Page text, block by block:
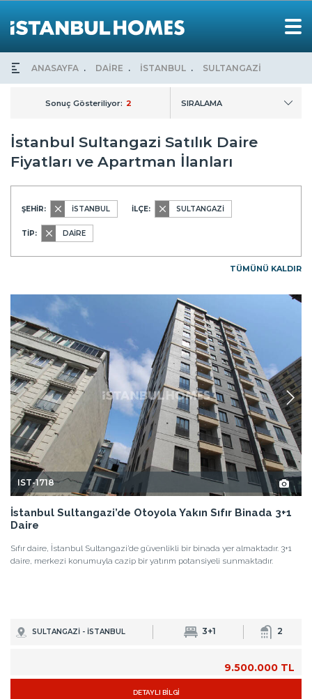
ANASAYFA DAİRE İSTANBUL SULTANGAZİ
Sonuç Gösteriliyor: 2 SIRALAMA
İstanbul Sultangazi Satılık Daire
Fiyatları ve Apartman İlanları
ŞEHİR: İSTANBUL İLÇE: SULTANGAZİ
TİP: DAİRE
TÜMÜNÜ KALDIR
IST-1718
İstanbul Sultangazi’de Otoyola Yakın Sıfır Binada 3+1
Daire
Sıfır daire, İstanbul Sultangazi’de güvenlikli bir binada yer almaktadır. 3+1
daire, merkezi konumuyla cazip bir yatırım potansiyeli sunmaktadır.
SULTANGAZİ - İSTANBUL 3+1 2
9.500.000 TL
DETAYLI BİLGİ